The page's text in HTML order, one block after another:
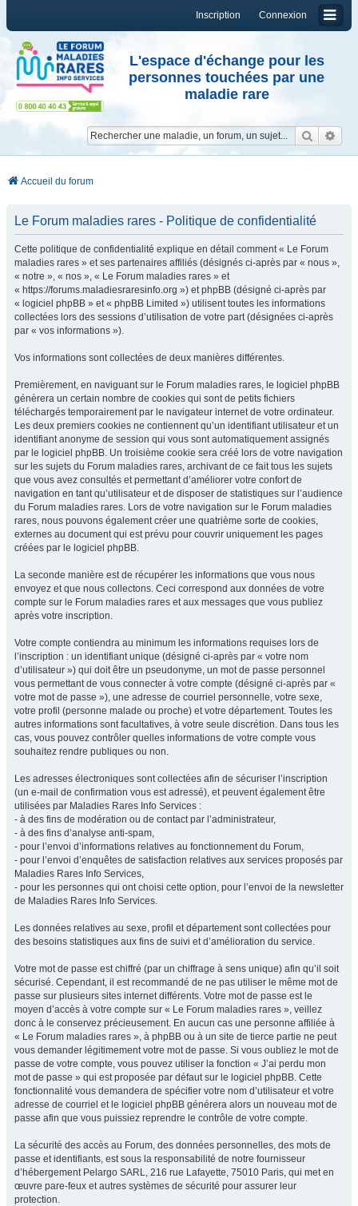
Connexion
Inscription
L'espace d'échange pour les
personnes touchées par une
maladie rare
Accueil du forum
Le Forum maladies rares - Politique de confidentialité
Cette politique de confidentialité explique en détail comment « Le Forum
maladies rares » et ses partenaires affiliés (désignés ci-après par « nous »,
« notre », « nos », « Le Forum maladies rares » et
« https://forums.maladiesraresinfo.org ») et phpBB (désigné ci-après par
« logiciel phpBB » et « phpBB Limited ») utilisent toutes les informations
collectées lors des sessions d’utilisation de votre part (désignées ci-après
par « vos informations »).
Vos informations sont collectées de deux manières différentes.
Premièrement, en naviguant sur le Forum maladies rares, le logiciel phpBB
génèrera un certain nombre de cookies qui sont de petits fichiers
téléchargés temporairement par le navigateur internet de votre ordinateur.
Les deux premiers cookies ne contiennent qu’un identifiant utilisateur et un
identifiant anonyme de session qui vous sont automatiquement assignés
par le logiciel phpBB. Un troisième cookie sera créé lors de votre navigation
sur les sujets du Forum maladies rares, archivant de ce fait tous les sujets
que vous avez consultés et permettant d’améliorer votre confort de
navigation en tant qu’utilisateur et de disposer de statistiques sur l’audience
du Forum maladies rares. Lors de votre navigation sur le Forum maladies
rares, nous pouvons également créer une quatrième sorte de cookies,
externes au document qui est prévu pour couvrir uniquement les pages
créées par le logiciel phpBB.
La seconde manière est de récupérer les informations que vous nous
envoyez et que nous collectons. Ceci correspond aux données de votre
compte sur le Forum maladies rares et aux messages que vous publiez
après votre inscription.
Votre compte contiendra au minimum les informations requises lors de
l’inscription : un identifiant unique (désigné ci-après par « votre nom
d’utilisateur ») qui doit être un pseudonyme, un mot de passe personnel
vous permettant de vous connecter à votre compte (désigné ci-après par «
votre mot de passe »), une adresse de courriel personnelle, votre sexe,
votre profil (personne malade ou proche) et votre département. Toutes les
autres informations sont facultatives, à votre seule discrétion. Dans tous les
cas, vous pouvez contrôler quelles informations de votre compte vous
souhaitez rendre publiques ou non.
Les adresses électroniques sont collectées afin de sécuriser l’inscription
(un e-mail de confirmation vous est adressé), et peuvent également être
utilisées par Maladies Rares Info Services :
- à des fins de modération ou de contact par l’administrateur,
- à des fins d’analyse anti-spam,
- pour l’envoi d’informations relatives au fonctionnement du Forum,
- pour l’envoi d’enquêtes de satisfaction relatives aux services proposés par
Maladies Rares Info Services,
- pour les personnes qui ont choisi cette option, pour l’envoi de la newsletter
de Maladies Rares Info Services.
Les données relatives au sexe, profil et département sont collectées pour
des besoins statistiques aux fins de suivi et d’amélioration du service.
Votre mot de passe est chiffré (par un chiffrage à sens unique) afin qu’il soit
sécurisé. Cependant, il est recommandé de ne pas utiliser le même mot de
passe sur plusieurs sites internet différents. Votre mot de passe est le
moyen d’accès à votre compte sur « Le Forum maladies rares », veillez
donc à le conservez précieusement. En aucun cas une personne affiliée à
« Le Forum maladies rares », à phpBB ou à un site de tierce partie ne peut
vous demander légitimement votre mot de passe. Si vous oubliez le mot de
passe de votre compte, vous pouvez utiliser la fonction « J’ai perdu mon
mot de passe » qui est proposée par défaut sur le logiciel phpBB. Cette
fonctionnalité vous demandera de spécifier votre nom d’utilisateur et votre
adresse de courriel et le logiciel phpBB générera alors un nouveau mot de
passe afin que vous puissiez reprendre le contrôle de votre compte.
La sécurité des accès au Forum, des données personnelles, des mots de
passe et identifiants, est sous la responsabilité de notre fournisseur
d’hébergement Pelargo SARL, 216 rue Lafayette, 75010 Paris, qui met en
œuvre pare-feux et autres systèmes de sécurité pour assurer leur
protection.